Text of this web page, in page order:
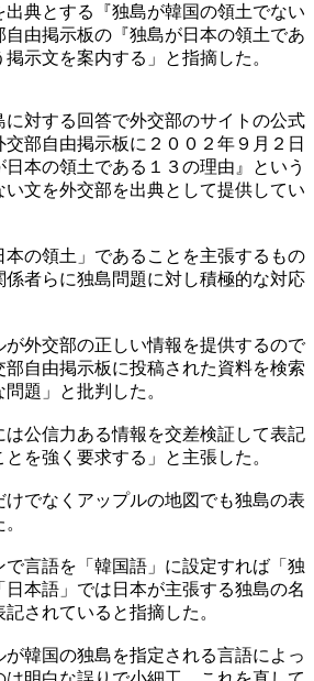
典とする『独島が韓国の領土でない
自由掲示板の『独島が日本の領土であ
示文を案内する」と指摘した。
対する回答で外交部のサイトの公式
部自由掲示板に２００２年９月２日
本の領土である１３の理由』という
い文を外交部を出典として提供してい
本の領土」であることを主張するもの
係者らに独島問題に対し積極的な対応
が外交部の正しい情報を提供するので
自由掲示板に投稿された資料を検索
題」と批判した。
は公信力ある情報を交差検証して表記
を強く要求する」と主張した。
けでなくアップルの地図でも独島の表
言語を「韓国語」に設定すれば「独
本語」では日本が主張する独島の名
されていると指摘した。
が韓国の独島を指定される言語によっ